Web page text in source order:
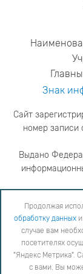
Знак
Сайт
номер записи
Выдано
Продолжая
обработки персональных
данных о посетителях
Сайт использует
использование cookies или
Продолжая
обработку данных и
случае вам
посетителях
"Яндекс Метрика".
с вами. Вы